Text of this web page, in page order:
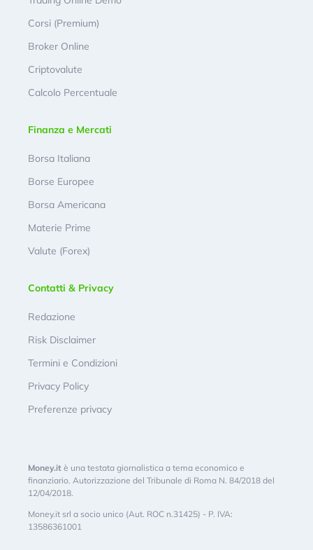
Corsi (Premium)
Broker Online
Criptovalute
Calcolo Percentuale
Finanza e Mercati
Borsa Italiana
Borse Europee
Borsa Americana
Materie Prime
Valute (Forex)
Contatti & Privacy
Redazione
Risk Disclaimer
Termini e Condizioni
Privacy Policy
Preferenze privacy
Money.it è una testata giornalistica a tema economico e
finanziario. Autorizzazione del Tribunale di Roma N. 84/2018 del
12/04/2018.
Money.it srl a socio unico (Aut. ROC n.31425) - P. IVA:
13586361001